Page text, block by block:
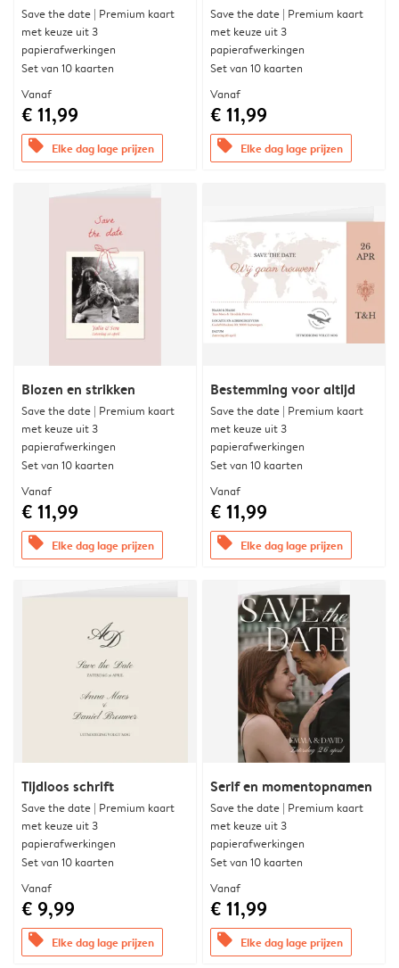
Save the date | Premium kaart
met keuze uit 3
papierafwerkingen
Set van 10 kaarten
Vanaf
€ 11,99
offers Elke dag lage prijzen
Save the date | Premium kaart
met keuze uit 3
papierafwerkingen
Set van 10 kaarten
Vanaf
€ 11,99
offers Elke dag lage prijzen
Blozen en strikken
Save the date | Premium kaart
met keuze uit 3
papierafwerkingen
Set van 10 kaarten
Vanaf
€ 11,99
offers Elke dag lage prijzen
Bestemming voor altijd
Save the date | Premium kaart
met keuze uit 3
papierafwerkingen
Set van 10 kaarten
Vanaf
€ 11,99
offers Elke dag lage prijzen
Tijdloos schrift
Save the date | Premium kaart
met keuze uit 3
papierafwerkingen
Set van 10 kaarten
Vanaf
€ 9,99
offers Elke dag lage prijzen
Serif en momentopnamen
Save the date | Premium kaart
met keuze uit 3
papierafwerkingen
Set van 10 kaarten
Vanaf
€ 11,99
offers Elke dag lage prijzen